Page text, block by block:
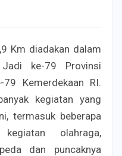
Km diadakan dalam
ke-79 Provinsi
Kemerdekaan RI.
kegiatan yang
termasuk beberapa
olahraga,
dan puncaknya